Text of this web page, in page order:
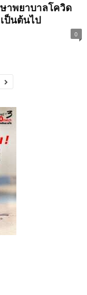
าพยาบาลโควิด
ป็นต้นไป
0